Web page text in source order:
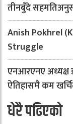
तीनबुँदे
Anish Pokhrel
Struggle
एनआरएनए अध्यक्ष
ऐतिहासमै कम
धेरै पढिएको